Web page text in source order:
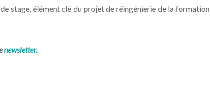
stage, élément clé du projet de réingénierie de la formation
newsletter.